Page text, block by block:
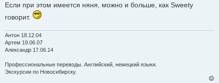
Если при этом имеется няня, можно и больше, как Sweety
говорит.
Антон 18.12.04
Артем 19.06.07
Александр 17.06.14
Профессиональные переводы. Английский, немецкий языки.
Экскурсии по Новосибирску.